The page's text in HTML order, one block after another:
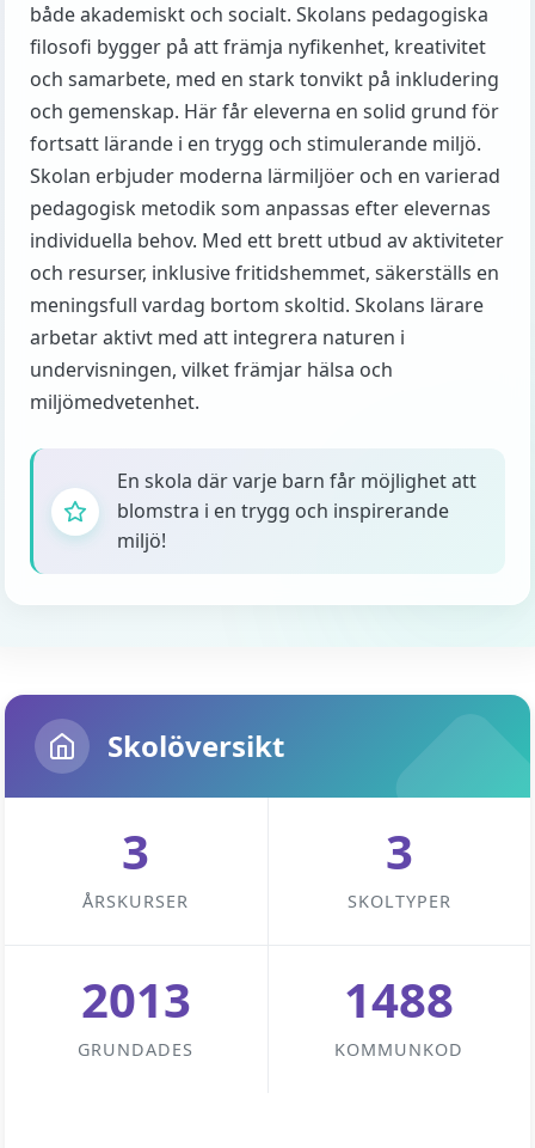
både akademiskt och socialt. Skolans pedagogiska
filosofi bygger på att främja nyfikenhet, kreativitet
och samarbete, med en stark tonvikt på inkludering
och gemenskap. Här får eleverna en solid grund för
fortsatt lärande i en trygg och stimulerande miljö.
Skolan erbjuder moderna lärmiljöer och en varierad
pedagogisk metodik som anpassas efter elevernas
individuella behov. Med ett brett utbud av aktiviteter
och resurser, inklusive fritidshemmet, säkerställs en
meningsfull vardag bortom skoltid. Skolans lärare
arbetar aktivt med att integrera naturen i
undervisningen, vilket främjar hälsa och
miljömedvetenhet.
En skola där varje barn får möjlighet att
blomstra i en trygg och inspirerande
miljö!
Skolöversikt
3
ÅRSKURSER
3
SKOLTYPER
2013
GRUNDADES
1488
KOMMUNKOD